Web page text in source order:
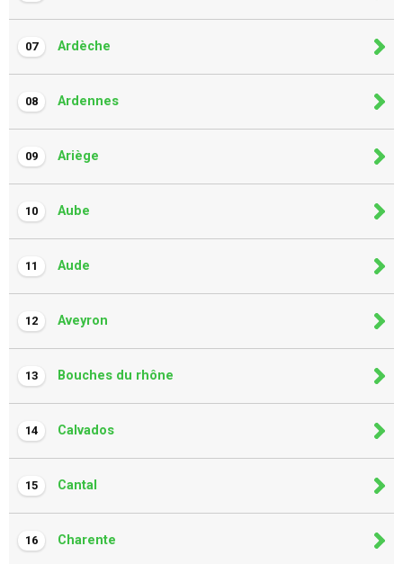
07 Ardèche
08 Ardennes
09 Ariège
10 Aube
11 Aude
12 Aveyron
13 Bouches du rhône
14 Calvados
15 Cantal
16 Charente